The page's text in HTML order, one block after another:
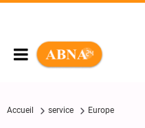
Accueil service Europe